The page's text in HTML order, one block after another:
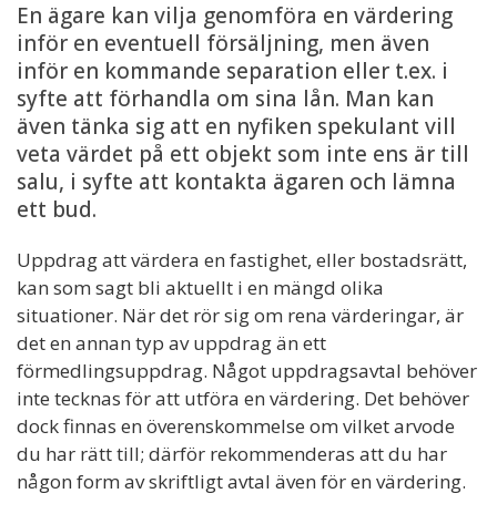
En ägare kan vilja genomföra en värdering
inför en eventuell försäljning, men även
inför en kommande separation eller t.ex. i
syfte att förhandla om sina lån. Man kan
även tänka sig att en nyfiken spekulant vill
veta värdet på ett objekt som inte ens är till
salu, i syfte att kontakta ägaren och lämna
ett bud.
Uppdrag att värdera en fastighet, eller bostadsrätt,
kan som sagt bli aktuellt i en mängd olika
situationer. När det rör sig om rena värderingar, är
det en annan typ av uppdrag än ett
förmedlingsuppdrag. Något uppdragsavtal behöver
inte tecknas för att utföra en värdering. Det behöver
dock finnas en överenskommelse om vilket arvode
du har rätt till; därför rekommenderas att du har
någon form av skriftligt avtal även för en värdering.